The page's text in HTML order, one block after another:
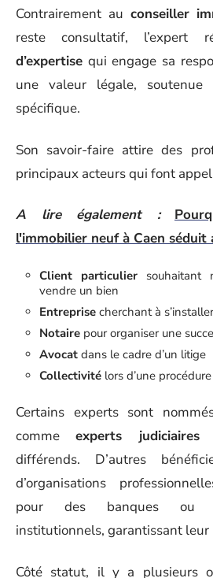
Contrairement au conseiller
reste consultatif, l’expert
d’expertise qui engage sa
une valeur légale, soutenue
spécifique.
Son savoir-faire attire des
principaux acteurs qui font
A lire également :
l'immobilier neuf à Caen séduit
Client particuliersouhaitant
vendre un bien
Entreprise cherchant à s’installer
Notaire pour organiser une
Avocat dans le cadre d’un litige
Collectivité lors d’une
Certains experts sont
commeexperts judiciaires
différends. D’autres
d’organisations
pour des banques ou
institutionnels, garantissant leur
Côté statut, il y a plusieurs